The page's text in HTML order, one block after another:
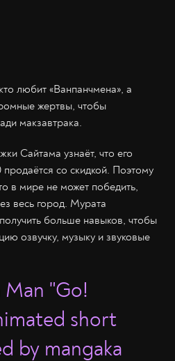
любит «Ванпанчмена», а
жертвы, чтобы
макзавтрака.
Сайтама узнаёт, что его
со скидкой. Поэтому
в мире не может победить,
весь город. Мурата
больше навыков, чтобы
озвучку, музыку и звуковые
"Go!
short
by mangaka